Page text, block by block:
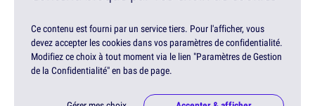
Ce contenu est fourni par un service tiers. Pour l'afficher, vous
devez accepter les cookies dans vos paramètres de confidentialité.
Modifiez ce choix à tout moment via le lien "Paramètres de Gestion
de la Confidentialité" en bas de page.